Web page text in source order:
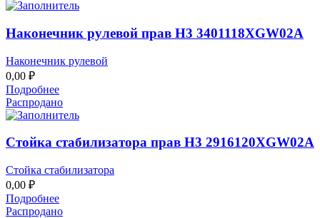
Наконечник рулевой прав H3 3401118XGW02A
Наконечник рулевой
0,00 ₽
Подробнее
Распродано
Стойка стабилизатора прав H3 2916120XGW02A
Стойка стабилизатора
0,00 ₽
Подробнее
Распродано